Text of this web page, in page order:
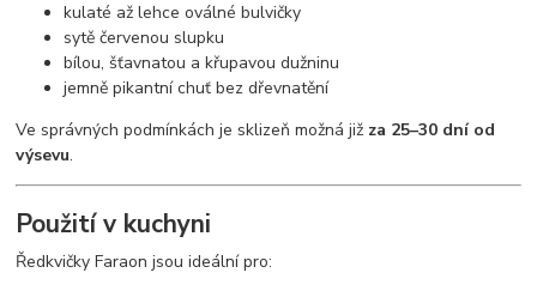
kulaté až lehce oválné bulvičky
sytě červenou slupku
bílou, šťavnatou a křupavou dužninu
jemně pikantní chuť bez dřevnatění
Ve správných podmínkách je sklizeň možná již za 25–30 dní od
výsevu.
Použití v kuchyni
Ředkvičky Faraon jsou ideální pro: